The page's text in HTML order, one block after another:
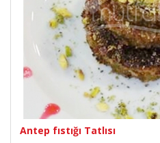
Antep fıstığı Tatlısı